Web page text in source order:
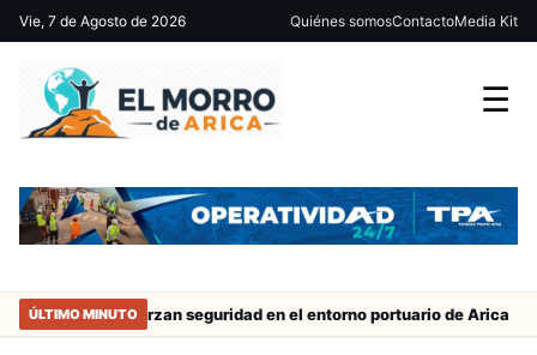
Vie, 7 de Agosto de 2026 Quiénes somosContactoMedia Kit
☰
ÚLTIMO MINUTORefuerzan seguridad en el entorno portuario de Arica